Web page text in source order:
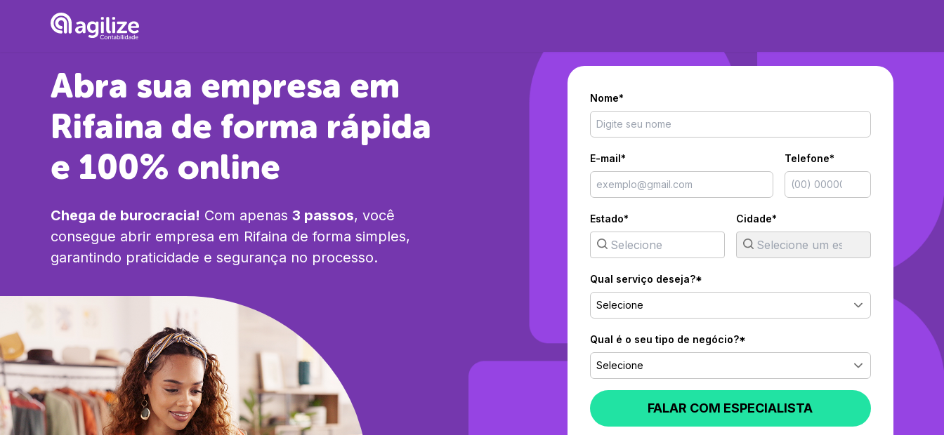
Abra sua empresa em
Rifaina de forma rápida
e 100% online
Chega de burocracia! Com apenas 3 passos, você
consegue abrir empresa em Rifaina de forma simples,
garantindo praticidade e segurança no processo.
Nome*
E-mail* Telefone*
Estado* Cidade*
Qual serviço deseja?*
Selecione
Qual é o seu tipo de negócio?*
Selecione
FALAR COM ESPECIALISTA